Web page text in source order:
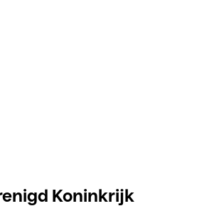
Koninkrijk